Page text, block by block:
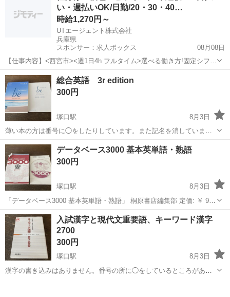
い・週払いOK/日勤/20・30・40…
時給1,270円～
UTエージェント株式会社
兵庫県
スポンサー：求人ボックス
08月08日
【仕事内容】<西宮市><週1日4h フルタイム>選べる働き方!固定シフト
&基本残業なし 重さ2kg程の快適倉庫ピッキング<履歴書不要 オンライ
ン面接OK><入社キャンペーン実施中!> <業種> 車・バイク・重機系 <
仕事内容> 自...
アルバイト・パート
総合英語 3r edition
300円
塚口駅
8月3日
薄い本の方は番号に◯をしたりしています。また記名を消していま
す。分厚い方はほぼ未使用です。
兵庫 尼崎市 塚口駅 参考書
データベース3000 基本英単語・熟語
300円
塚口駅
8月3日
「データベース3000 基本英単語・熟語」 桐原書店編集部 定価: ￥ 950
本のカバーが破れています。中は番号に印をしている以外は比較的綺
麗です。
兵庫 尼崎市 塚口駅 参考書
入試漢字と現代文重要語、キーワード漢字
2700
300円
塚口駅
8月3日
漢字の書き込みはありません。番号の所に◯をしているところがあり